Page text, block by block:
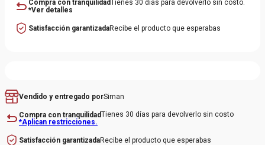
Compra con tranquilidadTienes 30 días para devolverlo sin costo.
*Ver detalles
Satisfacción garantizadaRecibe el producto que esperabas
Vendido y entregado porSiman
Compra con tranquilidadTienes 30 días para devolverlo sin costo
*Aplican restricciones.
Satisfacción garantizadaRecibe el producto que esperabas